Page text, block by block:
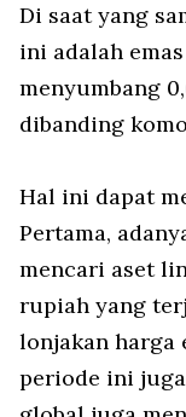
Di saat yang
ini adalah
menyumbang
dibanding
Hal ini dapat
Pertama,
mencari aset
rupiah yang
lonjakan harga
periode ini